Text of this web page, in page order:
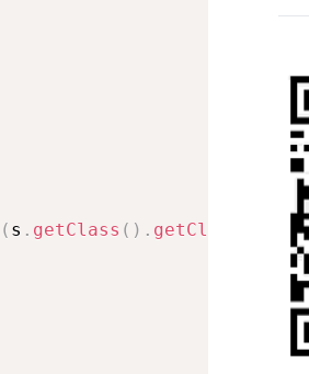
( s . getClass ( ) . getClassLoader